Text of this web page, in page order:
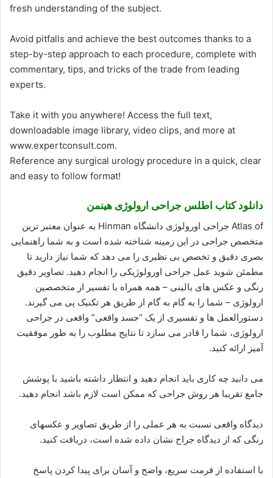
fresh understanding of the subject.
Avoid pitfalls and achieve the best outcomes thanks to a
step-by-step approach to each procedure, complete with
commentary, tips, and tricks of the trade from leading
experts.
Take it with you anywhere! Access the full text,
downloadable image library, video clips, and more at
www.expertconsult.com.
Reference any surgical urology procedure in a quick, clear
and easy to follow format!
دانلود کتاب اطلس جراحی ارولوژی هینمن
Atlas of جراحی اورولوژی دانشگاه Hinman به عنوان معتبر ترین
متخصص جراحی در این زمینه شناخته شده است و به شما راهنمایی
بصری دقیق و تخصص بی نظیری را می دهد که شما نیاز دارید تا
مطمئن شوید عمل جراحی اورولوژیکی را انجام دهید. تصاویر دقیق
رنگی و عکس های بالینی – همه همراه با تفسیر از متخصصین
ارولوژی – شما را به گام به گام از طریق هر تکنیک پی می گیرند.
دستورالعمل ها و تفسیری از یک “جسد واقعی” واقعی در جراحی
ارولوژی، شما را قادر می سازد تا نتایج مطلوب را به طور موفقیت
آمیز ارائه کنید.
می دانید چه کاری باید انجام دهید و انتظار داشته باشید با پوشش
جامع تقریبا هر روش جراحی که ممکن است لازم باشد انجام دهید.
دیدگاه واقعی نسبت به هر عملی را از طریق تصاویر و عکسهای
رنگی که از دیدگاه جراح نشان داده شده است، دریافت کنید.
با استفاده از فرمت سریع، واضح و آسان برای پیدا کردن پاسخ